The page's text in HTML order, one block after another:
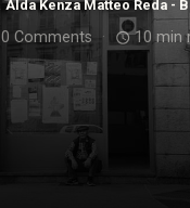
Alda Kenza Matteo Reda -
0 Comments access_time10 min